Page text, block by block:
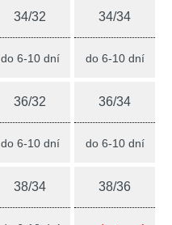
34/32
do 6-10 dní
34/34
do 6-10 dní
36/32
do 6-10 dní
36/34
do 6-10 dní
38/34 38/36